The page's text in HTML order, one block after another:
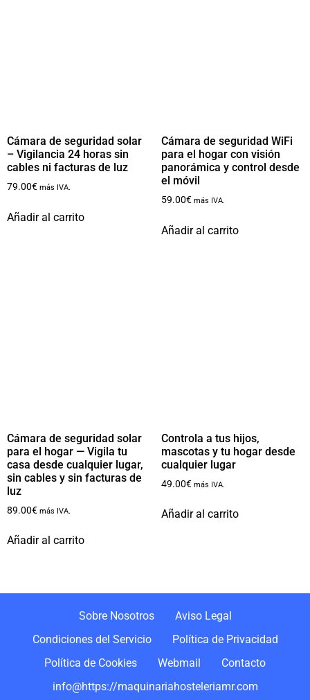
Cámara de seguridad solar
– Vigilancia 24 horas sin
cables ni facturas de luz
79.00€ más IVA.
Añadir al carrito
Cámara de seguridad WiFi
para el hogar con visión
panorámica y control desde
el móvil
59.00€ más IVA.
Añadir al carrito
Cámara de seguridad solar
para el hogar — Vigila tu
casa desde cualquier lugar,
sin cables y sin facturas de
luz
89.00€ más IVA.
Añadir al carrito
Controla a tus hijos,
mascotas y tu hogar desde
cualquier lugar
49.00€ más IVA.
Añadir al carrito
Sobre Nosotros
Aviso Legal
Condiciones del Servicio
Política de Privacidad
Política de Cookies
Webmail
Contacto
info@https://maquinariahosteleriamr.com